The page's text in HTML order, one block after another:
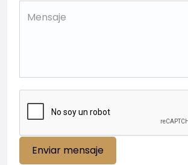
Enviar mensaje